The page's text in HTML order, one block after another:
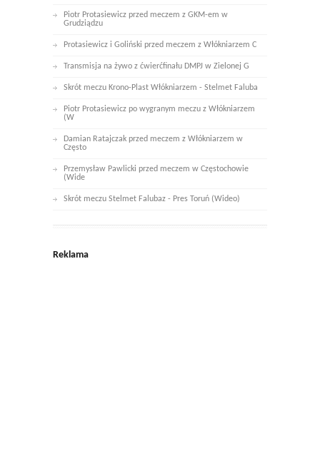
Piotr Protasiewicz przed meczem z GKM-em w
Grudziądzu
Protasiewicz i Goliński przed meczem z Włókniarzem C
Transmisja na żywo z ćwierćfinału DMPJ w Zielonej G
Skrót meczu Krono-Plast Włókniarzem - Stelmet Faluba
Piotr Protasiewicz po wygranym meczu z Włókniarzem
(W
Damian Ratajczak przed meczem z Włókniarzem w
Często
Przemysław Pawlicki przed meczem w Częstochowie
(Wide
Skrót meczu Stelmet Falubaz - Pres Toruń (Wideo)
Reklama